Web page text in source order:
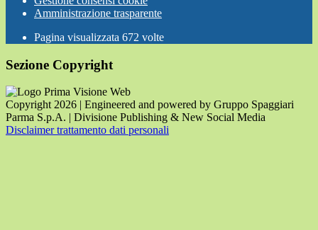
Amministrazione trasparente
Pagina visualizzata 672 volte
Sezione Copyright
Copyright 2026 | Engineered and powered by Gruppo Spaggiari
Parma S.p.A. | Divisione Publishing & New Social Media
Disclaimer trattamento dati personali